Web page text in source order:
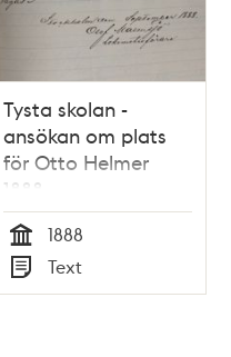
Tysta skolan -
ansökan om plats
för Otto Helmer
1888
Tid
1888
Typ
Text